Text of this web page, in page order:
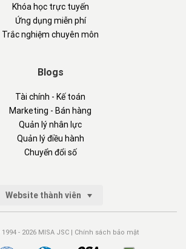
Khóa học trực tuyến
Ứng dụng miễn phí
Trắc nghiệm chuyên môn
Blogs
Tài chính - Kế toán
Marketing - Bán hàng
Quản lý nhân lực
Quản lý điều hành
Chuyển đổi số
Website thành viên
- 2026 MISA JSC | Chính sách bảo mật